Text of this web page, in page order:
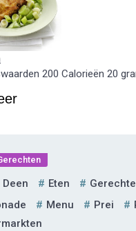
200 Calorieën 20
Deen Eten
Menu Prei